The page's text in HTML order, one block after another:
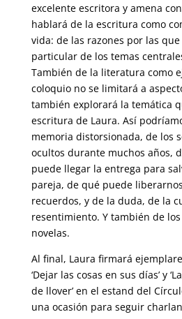
excelente escritora y amena
hablará de la escritura como
vida: de las razones por las
particular de los temas
También de la literatura como
coloquio no se limitará a
también explorará la temática
escritura de Laura. Así
memoria distorsionada, de los
ocultos durante muchos años,
puede llegar la entrega para
pareja, de qué puede
recuerdos, y de la duda, de la
resentimiento. Y también de
novelas.
Al final, Laura firmará
‘Dejar las cosas en sus días’ y
de llover’ en el estand del
una ocasión para seguir